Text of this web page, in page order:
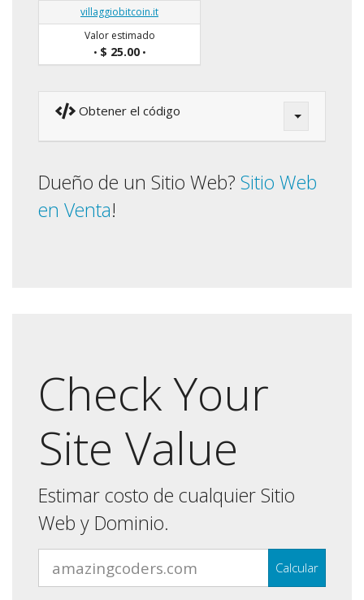
villaggiobitcoin.it
Valor estimado
• $ 25.00•
Obtener el código
Dueño de un Sitio Web? Sitio Web
en Venta!
Check Your
Site Value
Estimar costo de cualquier Sitio
Web y Dominio.
Calcular